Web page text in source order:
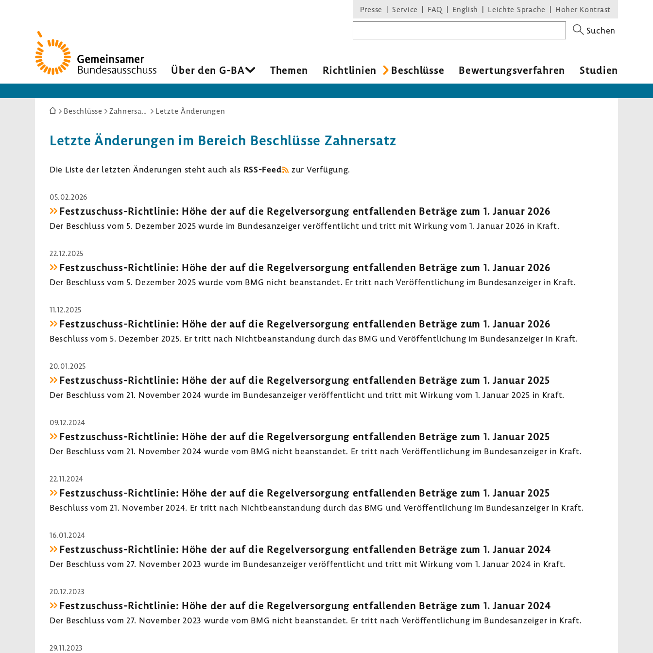
Zur
Startseite
Presse Service FAQ English Leichte Sprache Hoher Kontrast
Suchen
Über den G-BA Themen Richt­li­nien Beschlüsse Bewer­tungs­ver­fahren Studien
Sie
hier:
Beschlüsse Zahnersatz Letzte Änderungen
Letzte Ände­rungen im Bereich Beschlüsse Zahn­ersatz
Die Liste der letzten Ände­rungen steht auch als RSS-​Feed zur Verfü­gung.
05.02.2026
Festzuschuss-​Richtlinie: Höhe der auf die Regel­ver­sor­gung entfal­lenden Beträge zum 1. Januar 2026
Der Beschluss vom 5. Dezember 2025 wurde im Bundes­an­zeiger veröf­fent­licht und tritt mit Wirkung vom 1. Januar 2026 in Kraft.
22.12.2025
Festzuschuss-​Richtlinie: Höhe der auf die Regel­ver­sor­gung entfal­lenden Beträge zum 1. Januar 2026
Der Beschluss vom 5. Dezember 2025 wurde vom BMG nicht bean­standet. Er tritt nach Veröf­fent­li­chung im Bundes­an­zeiger in Kraft.
11.12.2025
Festzuschuss-​Richtlinie: Höhe der auf die Regel­ver­sor­gung entfal­lenden Beträge zum 1. Januar 2026
Beschluss vom 5. Dezember 2025. Er tritt nach Nicht­be­an­stan­dung durch das BMG und Veröf­fent­li­chung im Bundes­an­zeiger in Kraft.
20.01.2025
Festzuschuss-​Richtlinie: Höhe der auf die Regel­ver­sor­gung entfal­lenden Beträge zum 1. Januar 2025
Der Beschluss vom 21. November 2024 wurde im Bundes­an­zeiger veröf­fent­licht und tritt mit Wirkung vom 1. Januar 2025 in Kraft.
09.12.2024
Festzuschuss-​Richtlinie: Höhe der auf die Regel­ver­sor­gung entfal­lenden Beträge zum 1. Januar 2025
Der Beschluss vom 21. November 2024 wurde vom BMG nicht bean­standet. Er tritt nach Veröf­fent­li­chung im Bundes­an­zeiger in Kraft.
22.11.2024
Festzuschuss-​Richtlinie: Höhe der auf die Regel­ver­sor­gung entfal­lenden Beträge zum 1. Januar 2025
Beschluss vom 21. November 2024. Er tritt nach Nicht­be­an­stan­dung durch das BMG und Veröf­fent­li­chung im Bundes­an­zeiger in Kraft.
16.01.2024
Festzuschuss-​Richtlinie: Höhe der auf die Regel­ver­sor­gung entfal­lenden Beträge zum 1. Januar 2024
Der Beschluss vom 27. November 2023 wurde im Bundes­an­zeiger veröf­fent­licht und tritt mit Wirkung vom 1. Januar 2024 in Kraft.
20.12.2023
Festzuschuss-​Richtlinie: Höhe der auf die Regel­ver­sor­gung entfal­lenden Beträge zum 1. Januar 2024
Der Beschluss vom 27. November 2023 wurde vom BMG nicht bean­standet. Er tritt nach Veröf­fent­li­chung im Bundes­an­zeiger in Kraft.
29.11.2023